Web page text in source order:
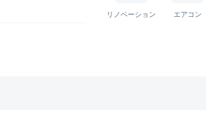
リノベーション エアコン